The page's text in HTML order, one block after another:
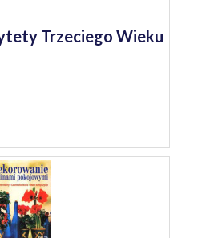
Trzeciego Wieku